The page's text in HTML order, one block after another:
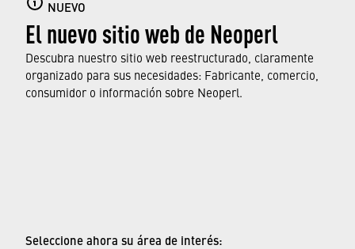
NUEVO
El nuevo sitio web de Neoperl
Descubra nuestro sitio web reestructurado, claramente
organizado para sus necesidades: Fabricante, comercio,
consumidor o información sobre Neoperl.
Seleccione ahora su área de interés:
Neoperl está preparado para la Directiva sobre agua
potable de la UE. Más información
MÁS INFORMACIÓN
Términos de uso